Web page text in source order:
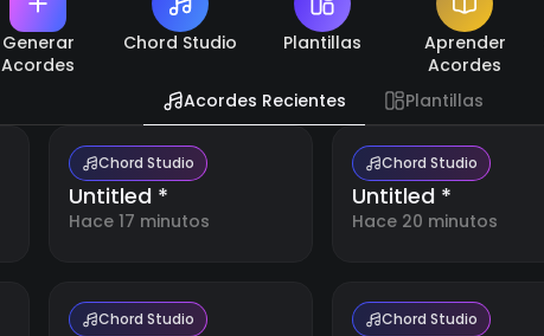
Generar
Acordes
Chord Studio Plantillas
Aprender
Acordes
Acordes Recientes Plantillas
Chord Studio
Untitled *
Hace 17 minutos
Chord Studio
Untitled *
Hace 20 minutos
Chord Studio Chord Studio